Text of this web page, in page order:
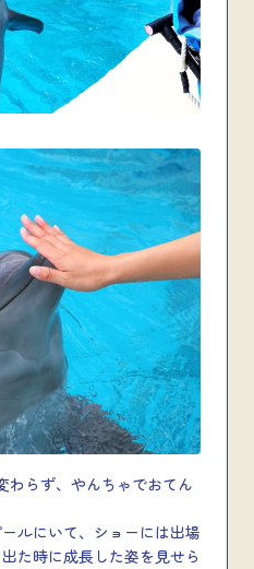
わらず、やんちゃでおてん
ルにいて、ショーには出場
た時に成長した姿を見せら